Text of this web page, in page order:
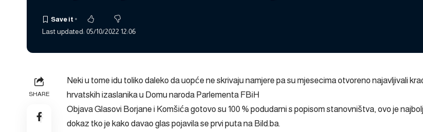
Last updated: 05/10/2022 12:06
SHARE
Neki u tome idu toliko daleko da uopće ne skrivaju namjere pa su mjesecima otvoreno najavljivali
hrvatskih izaslanika u Domu naroda Parlementa FBiH
ObjavaGlasovi Borjane i Komšića gotovo su 100 % podudarni s popisom stanovništva, ovo je
dokaz tko je kako davao glas pojavila se prvi puta na Bild.ba.